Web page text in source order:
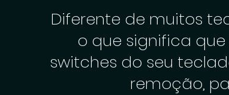
Diferente de muitos
o que significa
switches do seu
remoção,